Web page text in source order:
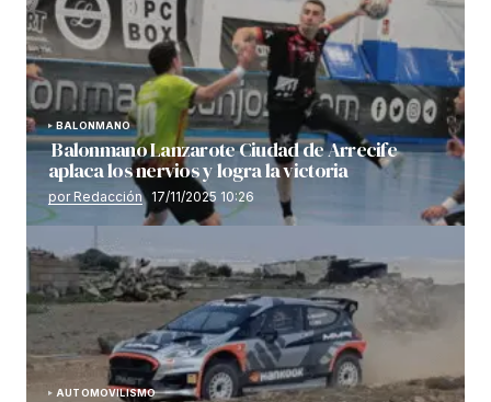
BALONMANO
Balonmano Lanzarote Ciudad de Arrecife
aplaca los nervios y logra la victoria
por Redacción 17/11/2025 10:26
AUTOMOVILISMO